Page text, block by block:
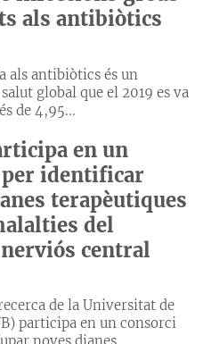
als antibiòtics
als antibiòtics és un
global que el 2019 es va
de 4,95...
en un
identificar
terapèutiques
del
central
de la Universitat de
participa en un consorci